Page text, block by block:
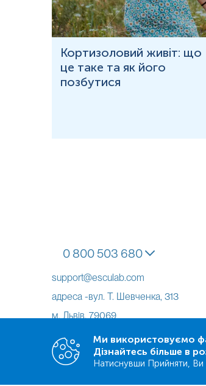
Кортизоловий живіт: що
це таке та як його
позбутися
Ми використовуємо
Дізнайтесь більше в
Натиснувши Прийняти, Ви
0 800 503 680
support@esculab.com
адреса -вул. Т. Шевченка, 313
м. Львів, 79069
Завантажуй наш застосунок